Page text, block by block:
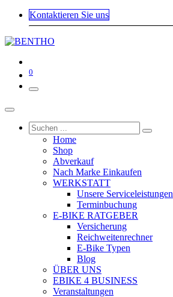
Kontaktieren Sie uns
0
Home
Shop
Abverkauf
Nach Marke Einkaufen
WERKSTATT
Unsere Serviceleistungen
Terminbuchung
E-BIKE RATGEBER
Versicherung
Reichweitenrechner
E-Bike Typen
Blog
ÜBER UNS
EBIKE 4 BUSINESS
Veranstaltungen